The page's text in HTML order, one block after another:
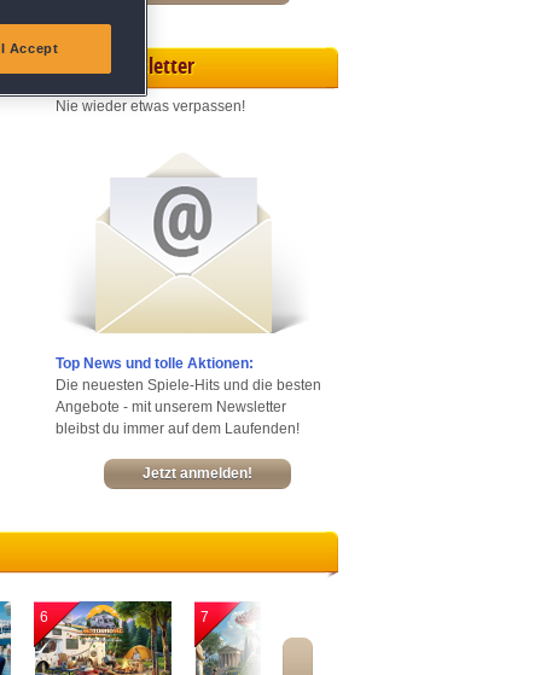
Newsletter
Nie wieder etwas verpassen!
Top News und tolle Aktionen:
Die neuesten Spiele-Hits und die besten
Angebote - mit unserem Newsletter
bleibst du immer auf dem Laufenden!
Jetzt anmelden!
6 7
I Accept